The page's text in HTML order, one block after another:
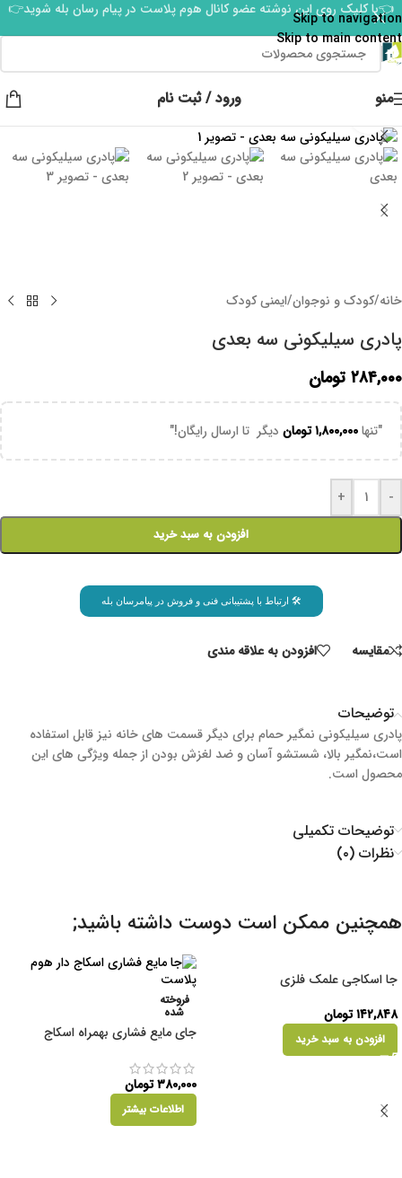
Skip to navigation
Skip to main content
👈با کلیک روی این نوشته عضو کانال هوم پلاست در پیام رسان بله شوید👉
منو ورود / ثبت نام
خانه/کودک و نوجوان/ایمنی کودک
پادری سیلیکونی سه بعدی
۲۸۴,۰۰۰ تومان
"تنها۱,۸۰۰,۰۰۰تومان دیگر تا ارسال رایگان!"
-
+
افزودن به سبد خرید
🛠 ارتباط با پشتیبانی فنی و فروش در پیامرسان بله
مقايسه افزودن به علاقه مندی
توضیحات
پادری سیلیکونی نمگیر حمام برای دیگر قسمت های خانه نیز قابل استفاده
است،نمگیر بالا، شستشو آسان و ضد لغزش بودن از جمله ویژگی های این
محصول است.
توضیحات تکمیلی
نظرات (۰)
همچنین ممکن است دوست داشته باشید;
جا اسکاجی علمک فلزی
۱۴۲,۸۴۸تومان
افزودن به سبد خرید
فروخته
شده
جای مایع فشاری بهمراه اسکاج
۳۸۰,۰۰۰تومان
اطلاعات بیشتر